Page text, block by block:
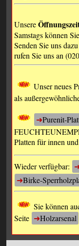
Unsere
Samstags können
Senden Sie uns
rufen Sie uns an
Unser neues
als
Purenit-
Platten für innen
Wieder verfügbar:
Birke-
Sie können
Seite
Holzarsenal